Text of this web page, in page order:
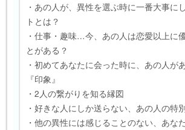
・あの人が、異性を選ぶ時に一番大事に
トとは？
・仕事・趣味…今、あの人は恋愛以上に
とがある？
・初めてあなたに会った時に、あの人が
『印象』
・2人の繋がりを知る縁図
・好きな人にしか送らない、あの人の特
・他の異性には感じることのない、あな